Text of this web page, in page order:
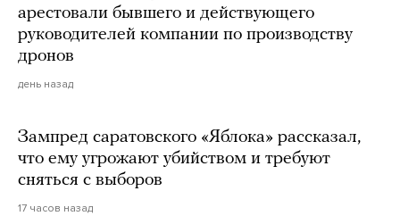
арестовали бывшего и действующего
руководителей компании по производству
дронов
день назад
Зампред саратовского «Яблока» рассказал,
что ему угрожают убийством и требуют
сняться с выборов
17 часов назад